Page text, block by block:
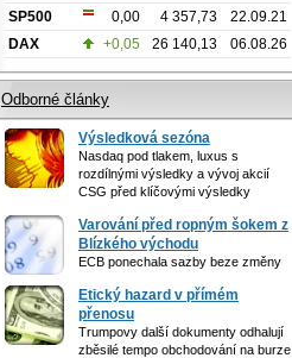
SP500
0,00 4 357,73
22.09.21
DAX
+0,05 26 140,13 06.08.26
Odborné články
Výsledková sezóna
Nasdaq pod tlakem, luxus s
rozdílnými výsledky a vývoj akcií
CSG před klíčovými výsledky
Varování před ropným šokem z
Blízkého východu
ECB ponechala sazby beze změny
Etický hazard v přímém
přenosu
Trumpovy další dokumenty odhalují
zběsilé tempo obchodování na burze